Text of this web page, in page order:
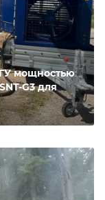
мощностью
G3 для